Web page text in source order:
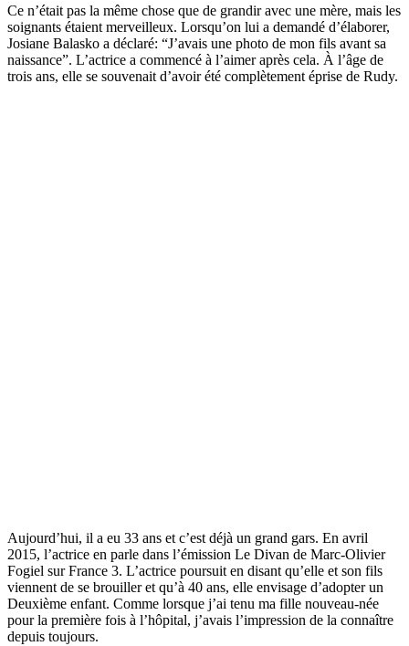
Ce n’était pas la même chose que de grandir avec une mère, mais les
soignants étaient merveilleux. Lorsqu’on lui a demandé d’élaborer,
Josiane Balasko a déclaré: “J’avais une photo de mon fils avant sa
naissance”. L’actrice a commencé à l’aimer après cela. À l’âge de
trois ans, elle se souvenait d’avoir été complètement éprise de Rudy.
Aujourd’hui, il a eu 33 ans et c’est déjà un grand gars. En avril
2015, l’actrice en parle dans l’émission Le Divan de Marc-Olivier
Fogiel sur France 3. L’actrice poursuit en disant qu’elle et son fils
viennent de se brouiller et qu’à 40 ans, elle envisage d’adopter un
Deuxième enfant. Comme lorsque j’ai tenu ma fille nouveau-née
pour la première fois à l’hôpital, j’avais l’impression de la connaître
depuis toujours.